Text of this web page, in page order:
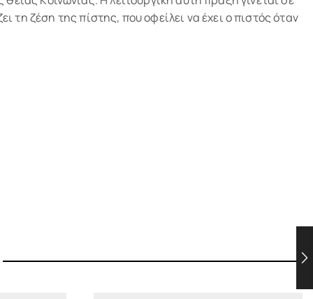
ζέση της πίστης, που οφείλει να έχει ο πιστός όταν